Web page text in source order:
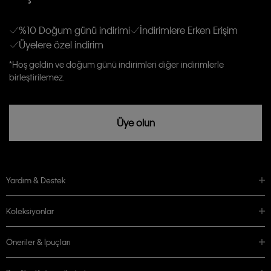
Erkek
Kişiye özel ticari elektronik iletilerini almak için Açık Onay
veriyorum.
Aydınlatma Metni’niokuduğumu kabul ediyorum.
Calvin Klein tarafından kişisel verilerimin yurtdışına aktarılmasına açık
rızam vardır
%10 Doğum günü indirimi
İndirimlere Erken Erişim
Üyelere özel indirim
*Hoş geldin ve doğum günü indirimleri diğer indirimlerle
birleştirilemez.
Üye olun
Yardım & Destek
Koleksiyonlar
Öneriler & İpuçları